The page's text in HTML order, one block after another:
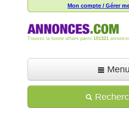
Mon compte / Gérer
Trouvez la bonne affaire parmi 101321
Menu
Déposer une